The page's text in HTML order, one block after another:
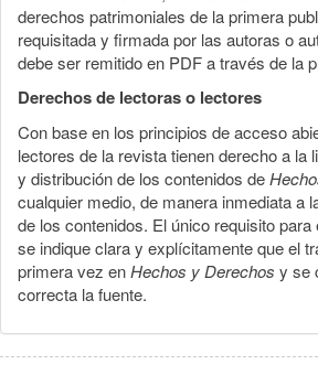
derechos patrimoniales de la primera
requisitada y firmada por las autoras o
debe ser remitido en PDF a través de la
Derechos de lectoras o lectores
Con base en los principios de acceso
lectores de la revista tienen derecho a la
y distribución de los contenidos de
cualquier medio, de manera inmediata a
de los contenidos. El único requisito
se indique clara y explícitamente que el
primera vez enHechos y Derechos y se
correcta la fuente.